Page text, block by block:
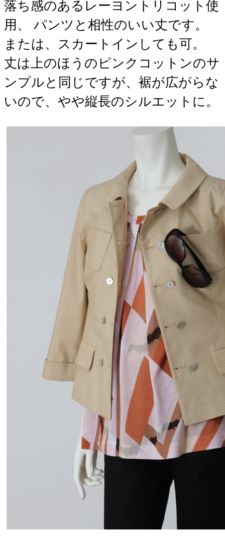
落ち感のあるレーヨントリコット使
用、 パンツと相性のいい丈です。
または、スカートインしても可。
丈は上のほうのピンクコットンのサ
ンプルと同じですが、裾が広がらな
いので、やや縦長のシルエットに。